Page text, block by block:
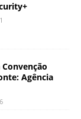
1
Agência
6